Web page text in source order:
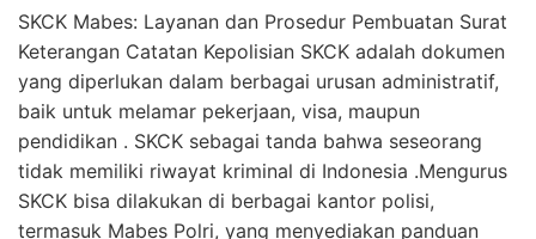
SKCK Mabes: Layanan dan Prosedur Pembuatan Surat
Keterangan Catatan Kepolisian SKCK adalah dokumen
yang diperlukan dalam berbagai urusan administratif,
baik untuk melamar pekerjaan, visa, maupun
pendidikan . SKCK sebagai tanda bahwa seseorang
tidak memiliki riwayat kriminal di Indonesia .Mengurus
SKCK bisa dilakukan di berbagai kantor polisi,
termasuk Mabes Polri, yang menyediakan panduan